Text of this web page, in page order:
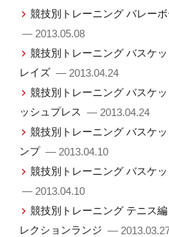
競技別トレーニング バレー
— 2013.05.08
競技別トレーニング バスケ
レイズ — 2013.04.24
競技別トレーニング バスケ
ッシュプレス — 2013.04.24
競技別トレーニング バスケ
ンプ — 2013.04.10
競技別トレーニング バスケ
— 2013.04.10
競技別トレーニング テニス
レクションランジ —